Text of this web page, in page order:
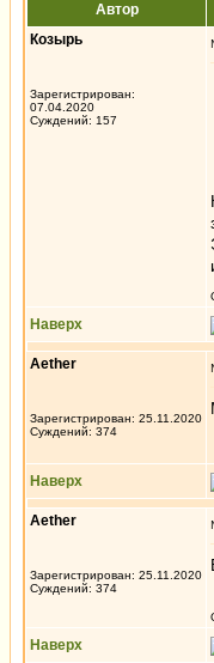
Автор
Козырь
Зарегистрирован:
07.04.2020
Суждений: 157
Наверх
Aether
Зарегистрирован: 25.11.2020
Суждений: 374
Наверх
Aether
Зарегистрирован: 25.11.2020
Суждений: 374
Наверх